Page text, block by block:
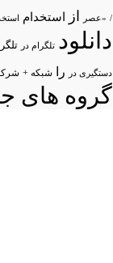
/ «عصر از استخدام
دانلود تلگرام در
دستگیری در را شبکه +
گروه های